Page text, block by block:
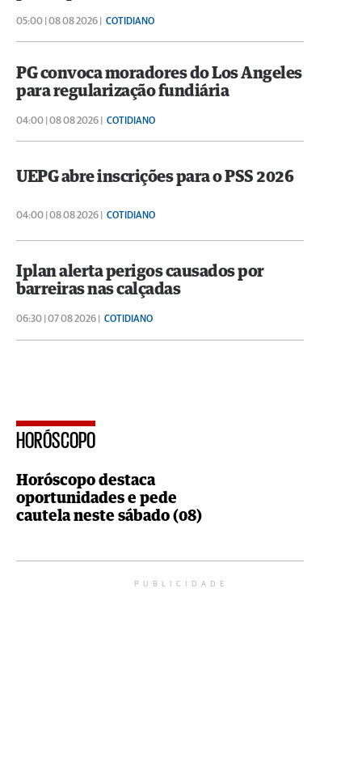
05:00 | 08 08 2026 | COTIDIANO
PG convoca moradores do Los Angeles
para regularização fundiária
04:00 | 08 08 2026 | COTIDIANO
UEPG abre inscrições para o PSS 2026
04:00 | 08 08 2026 | COTIDIANO
Iplan alerta perigos causados por
barreiras nas calçadas
06:30 | 07 08 2026 | COTIDIANO
HORÓSCOPO
Horóscopo destaca
oportunidades e pede
cautela neste sábado (08)
PUBLICIDADE